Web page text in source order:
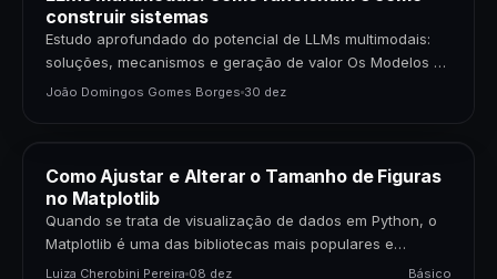
construir sistemas
Estudo aprofundado do potencial de LLMs multimodais:
soluções, mecanismos e geração de valor Os Modelos de
Linguagem de Grande Porte (LLMs) multimodais
João Domingos Gomes Borges 30 dez
Como Ajustar e Alterar o Tamanho de Figuras
no Matplotlib
Quando se trata de visualização de dados em Python, o
Matplotlib é uma das bibliotecas mais populares e
poderosas disponíveis. Para cientistas de dados,…
Luiza Cherobini Pereira 08 dez Básico